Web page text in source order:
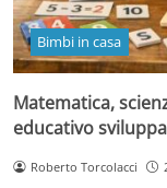
Bimbi in casa
Matematica,
educativo
Roberto Torcolacci